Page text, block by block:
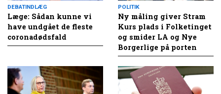
DEBATINDLÆG
Læge: Sådan kunne vi
have undgået de fleste
coronadødsfald
POLITIK
Ny måling giver Stram
Kurs plads i Folketinget
og smider LA og Nye
Borgerlige på porten